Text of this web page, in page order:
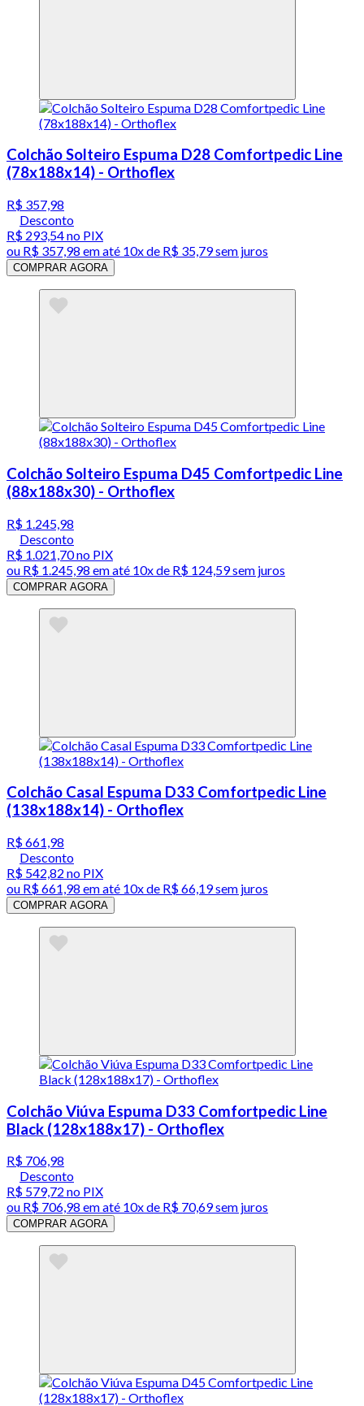
Colchão Solteiro Espuma D28 Comfortpedic Line
(78x188x14) - Orthoflex
R$ 357,98
Desconto
R$ 293,54no PIX
ou R$ 357,98 em até 10x de R$ 35,79 sem juros
COMPRAR AGORA
Colchão Solteiro Espuma D45 Comfortpedic Line
(88x188x30) - Orthoflex
R$ 1.245,98
Desconto
R$ 1.021,70no PIX
ou R$ 1.245,98 em até 10x de R$ 124,59 sem juros
COMPRAR AGORA
Colchão Casal Espuma D33 Comfortpedic Line
(138x188x14) - Orthoflex
R$ 661,98
Desconto
R$ 542,82 no PIX
ou R$ 661,98 em até 10x de R$ 66,19 sem juros
COMPRAR AGORA
Colchão Viúva Espuma D33 Comfortpedic Line
Black (128x188x17) - Orthoflex
R$ 706,98
Desconto
R$ 579,72 no PIX
ou R$ 706,98 em até 10x de R$ 70,69 sem juros
COMPRAR AGORA